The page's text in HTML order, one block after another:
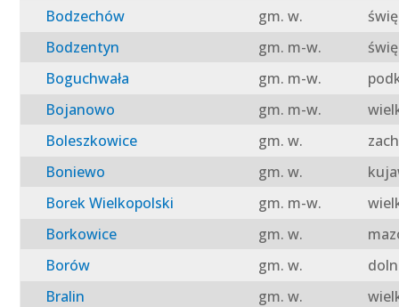
Bodzechów
gm. w.
Bodzentyn
gm. m-w.
Boguchwała
gm. m-w.
Bojanowo
gm. m-w.
Boleszkowice
gm. w.
Boniewo
gm. w.
Borek Wielkopolski
gm. m-w.
Borkowice
gm. w.
Borów
gm. w.
Bralin
gm. w.